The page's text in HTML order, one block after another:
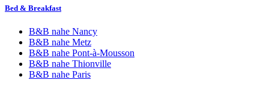
Bed & Breakfast
B&B nahe Nancy
B&B nahe Metz
B&B nahe Pont-à-Mousson
B&B nahe Thionville
B&B nahe Paris